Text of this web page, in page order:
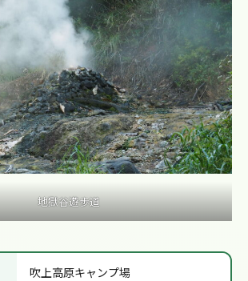
地獄谷遊歩道
吹上高原キャンプ場